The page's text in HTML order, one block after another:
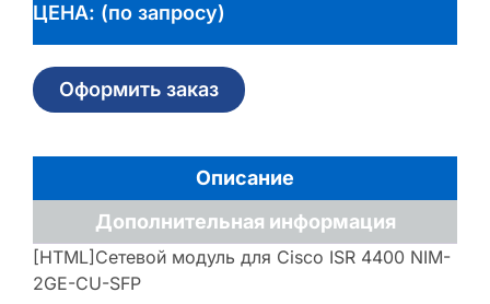
ЦЕНА: (по запросу)
Оформить заказ
Описание
Дополнительная информация
[HTML]Сетевой модуль для Cisco ISR 4400 NIM-
2GE-CU-SFP